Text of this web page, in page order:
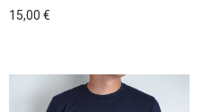
15,00 €